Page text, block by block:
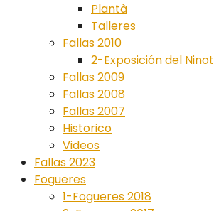
Plantà
Talleres
Fallas 2010
2-Exposición del Ninot
Fallas 2009
Fallas 2008
Fallas 2007
Historico
Videos
Fallas 2023
Fogueres
1-Fogueres 2018